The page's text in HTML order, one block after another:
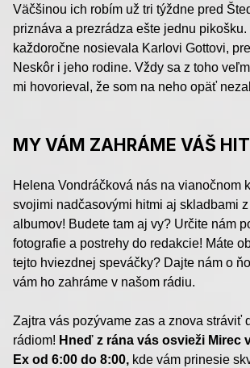
Väčšinou ich robím už tri týždne pred
priznáva a prezrádza ešte jednu pikošku.
každoročne nosievala Karlovi Gottovi,
Neskôr i jeho rodine. Vždy sa z toho
mi hovorieval, že som na neho opäť
MY VÁM ZAHRÁME VÁŠ HIT
Helena Vondráčková nás na vianočnom
svojimi nadčasovými hitmi aj skladbami
albumov! Budete tam aj vy? Určite nám
fotografie a postrehy do redakcie! Máte
tejto hviezdnej speváčky? Dajte nám o
vám ho zahráme v našom rádiu.
Zajtra vás pozývame zas a znova stráviť
rádiom! Hneď z rána vás osvieži Mirec
Ex od 6:00 do 8:00, kde vám prinesie